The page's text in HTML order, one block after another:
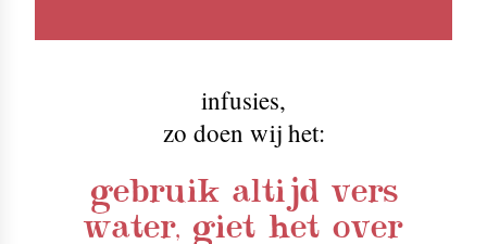
infusies,
zo doen wij het:
gebruik altijd vers
water, giet het over